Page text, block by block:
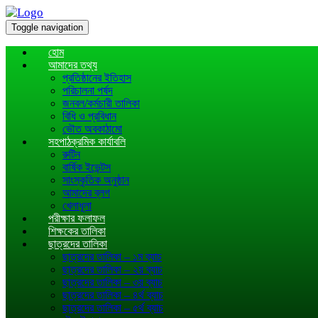
Toggle navigation
হোম
আমাদের তথ্য
প্রতিষ্ঠানের ইতিহাস
পরিচালনা পর্ষদ
জনবল/কর্মচারী তালিকা
বিধি ও প্রবিধান
ভৌত অবকাঠামো
সহপাঠক্রমিক কার্যাবলি
রুটিন
বার্ষিক ইভেন্টস
সাংস্কৃতিক অনুষ্ঠান
আমাদের ব্লগ
খেলাধূলা
পরীক্ষার ফলাফল
শিক্ষকের তালিকা
ছাত্রদের তালিকা
ছাত্রদের তালিকা – ১ম ব্যাচ
ছাত্রদের তালিকা – ২য় ব্যাচ
ছাত্রদের তালিকা – ৩য় ব্যাচ
ছাত্রদের তালিকা – ৪র্থ ব্যাচ
ছাত্রদের তালিকা – ৫র্থ ব্যাচ